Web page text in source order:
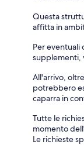
Questa
affitta in
Per eventuali
supplementi,
All'arrivo,
potrebbero
caparra in
Tutte le
momento
Le richieste